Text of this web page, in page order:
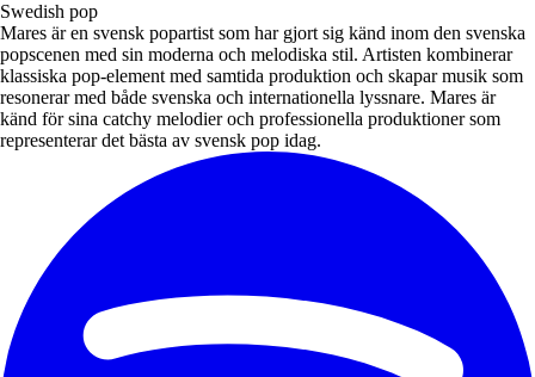
Swedish pop
Mares är en svensk popartist som har gjort sig känd inom den svenska
popscenen med sin moderna och melodiska stil. Artisten kombinerar
klassiska pop-element med samtida produktion och skapar musik som
resonerar med både svenska och internationella lyssnare. Mares är
känd för sina catchy melodier och professionella produktioner som
representerar det bästa av svensk pop idag.